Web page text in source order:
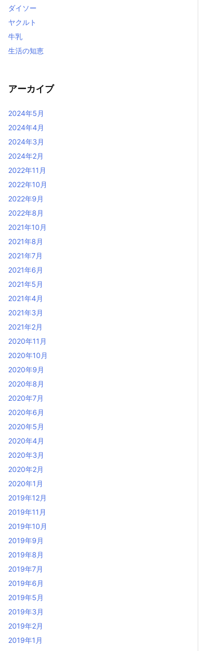
ダイソー
ヤクルト
牛乳
生活の知恵
アーカイブ
2024年5月
2024年4月
2024年3月
2024年2月
2022年11月
2022年10月
2022年9月
2022年8月
2021年10月
2021年8月
2021年7月
2021年6月
2021年5月
2021年4月
2021年3月
2021年2月
2020年11月
2020年10月
2020年9月
2020年8月
2020年7月
2020年6月
2020年5月
2020年4月
2020年3月
2020年2月
2020年1月
2019年12月
2019年11月
2019年10月
2019年9月
2019年8月
2019年7月
2019年6月
2019年5月
2019年3月
2019年2月
2019年1月